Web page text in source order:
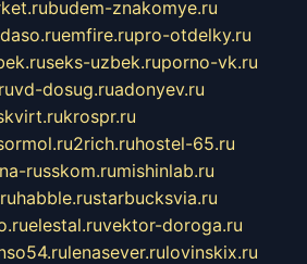
budem-znakomye.ru
emfire.rupro-otdelky.ru
seks-uzbek.ruporno-vk.ru
vd-dosug.ruadonyev.ru
krospr.ru
2rich.ruhostel-65.ru
russkom.rumishinlab.ru
habble.rustarbucksvia.ru
elestal.ruvektor-doroga.ru
lenasever.rulovinskix.ru